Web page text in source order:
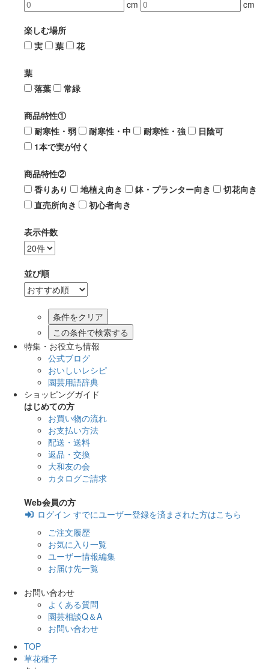
cm
cm
楽しむ場所
実
葉 花
葉
落葉
常緑
商品特性①
耐寒性・弱
耐寒性・中 耐寒性・強
日陰可
1本で実が付く
商品特性②
香りあり
地植え向き 鉢・プランター向き
切花向き
直売所向き
初心者向き
表示件数
並び順
この条件で検索する
特集・お役立ち情報
公式ブログ
おいしいレシピ
園芸用語辞典
ショッピングガイド
はじめての方
お買い物の流れ
お支払い方法
配送・送料
返品・交換
大和友の会
カタログご請求
Web会員の方
ログイン すでにユーザー登録を済まされた方はこちら
ご注文履歴
お気に入り一覧
ユーザー情報編集
お届け先一覧
お問い合わせ
よくある質問
園芸相談Q＆A
お問い合わせ
TOP
草花種子